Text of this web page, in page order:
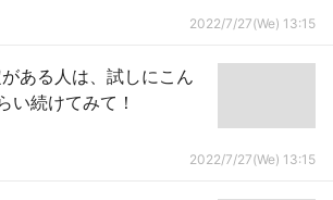
2022/7/27(We) 13:15
ある人は、試しにこん
い続けてみて！
2022/7/27(We) 13:15